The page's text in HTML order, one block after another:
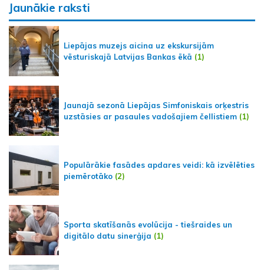
Jaunākie raksti
Liepājas muzejs aicina uz ekskursijām
vēsturiskajā Latvijas Bankas ēkā (1)
Jaunajā sezonā Liepājas Simfoniskais orķestris
uzstāsies ar pasaules vadošajiem čellistiem (1)
Populārākie fasādes apdares veidi: kā izvēlēties
piemērotāko (2)
Sporta skatīšanās evolūcija - tiešraides un
digitālo datu sinerģija (1)